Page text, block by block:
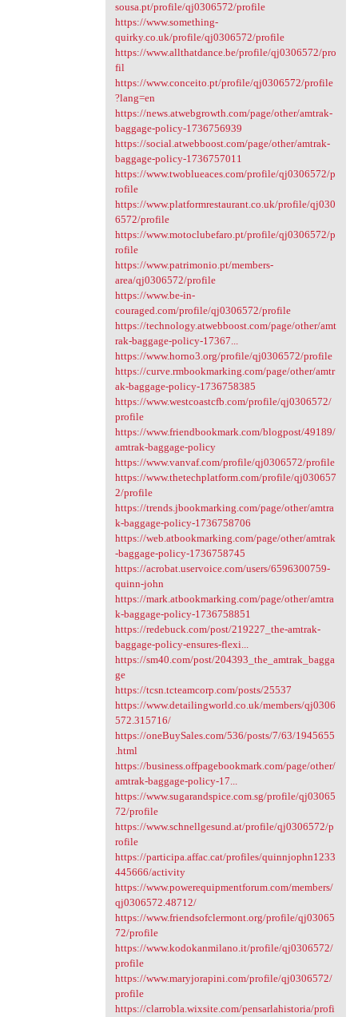
sousa.pt/profile/qj0306572/profile
https://www.something-
quirky.co.uk/profile/qj0306572/profile
https://www.allthatdance.be/profile/qj0306572/pro
fil
https://www.conceito.pt/profile/qj0306572/profile
?lang=en
https://news.atwebgrowth.com/page/other/amtrak-
baggage-policy-1736756939
https://social.atwebboost.com/page/other/amtrak-
baggage-policy-1736757011
https://www.twoblueaces.com/profile/qj0306572/p
rofile
https://www.platformrestaurant.co.uk/profile/qj030
6572/profile
https://www.motoclubefaro.pt/profile/qj0306572/p
rofile
https://www.patrimonio.pt/members-
area/qj0306572/profile
https://www.be-in-
couraged.com/profile/qj0306572/profile
https://technology.atwebboost.com/page/other/amt
rak-baggage-policy-17367...
https://www.horno3.org/profile/qj0306572/profile
https://curve.rmbookmarking.com/page/other/amtr
ak-baggage-policy-1736758385
https://www.westcoastcfb.com/profile/qj0306572/
profile
https://www.friendbookmark.com/blogpost/49189/
amtrak-baggage-policy
https://www.vanvaf.com/profile/qj0306572/profile
https://www.thetechplatform.com/profile/qj030657
2/profile
https://trends.jbookmarking.com/page/other/amtra
k-baggage-policy-1736758706
https://web.atbookmarking.com/page/other/amtrak
-baggage-policy-1736758745
https://acrobat.uservoice.com/users/6596300759-
quinn-john
https://mark.atbookmarking.com/page/other/amtra
k-baggage-policy-1736758851
https://redebuck.com/post/219227_the-amtrak-
baggage-policy-ensures-flexi...
https://sm40.com/post/204393_the_amtrak_bagga
ge
https://tcsn.tcteamcorp.com/posts/25537
https://www.detailingworld.co.uk/members/qj0306
572.315716/
https://oneBuySales.com/536/posts/7/63/1945655
.html
https://business.offpagebookmark.com/page/other/
amtrak-baggage-policy-17...
https://www.sugarandspice.com.sg/profile/qj03065
72/profile
https://www.schnellgesund.at/profile/qj0306572/p
rofile
https://participa.affac.cat/profiles/quinnjophn1233
445666/activity
https://www.powerequipmentforum.com/members/
qj0306572.48712/
https://www.friendsofclermont.org/profile/qj03065
72/profile
https://www.kodokanmilano.it/profile/qj0306572/
profile
https://www.maryjorapini.com/profile/qj0306572/
profile
https://clarrobla.wixsite.com/pensarlahistoria/profi